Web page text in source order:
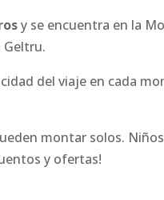
y se encuentra en la
Geltru.
del viaje en cada
montar solos.
y ofertas!